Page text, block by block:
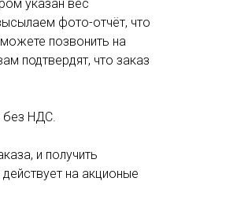
указан вес
фото-отчёт, что
позвонить на
подтвердят, что заказ
без НДС.
и получить
на акционые